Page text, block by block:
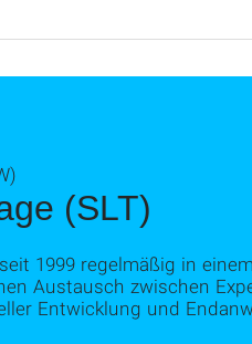
(SLT)
1999 regelmäßig in
Austausch zwischen
Entwicklung und